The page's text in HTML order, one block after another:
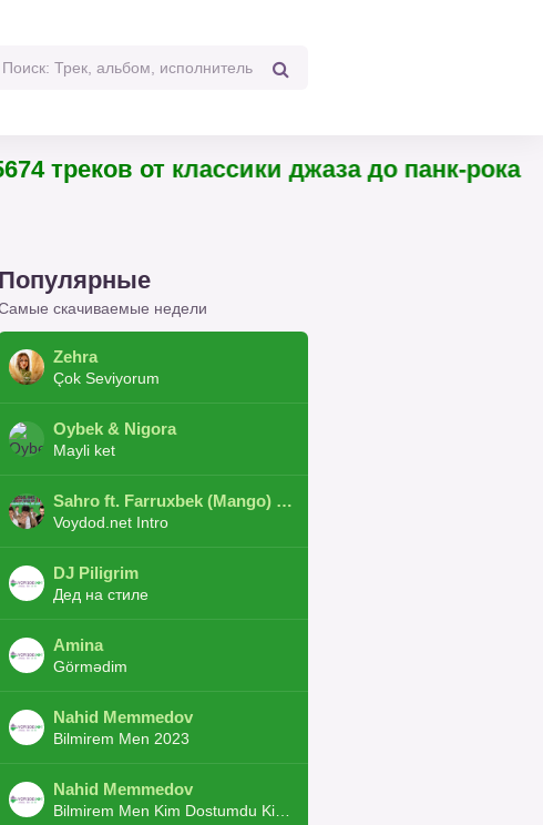
треков от классики джаза до панк-рока
Популярные
скачиваемые недели
Zehra
Çok Seviyorum
Oybek & Nigora
Mayli ket
Sahro ft. Farruxbek (Mango) ft. Shaxboz ft. Navruz and Zarba ft. DJ.JoHa
Voydod.net Intro
DJ Piligrim
Дед на стиле
Amina
Görmədim
Nahid Memmedov
Bilmirem Men 2023
Nahid Memmedov